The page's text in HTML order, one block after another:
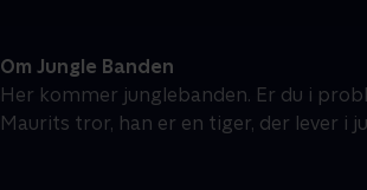
Om Jungle Banden
Her kommer junglebanden. Er du i
Maurits tror, han er en tiger, der lever i